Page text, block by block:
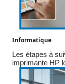
Informatique
Les étapes à
imprimante HP